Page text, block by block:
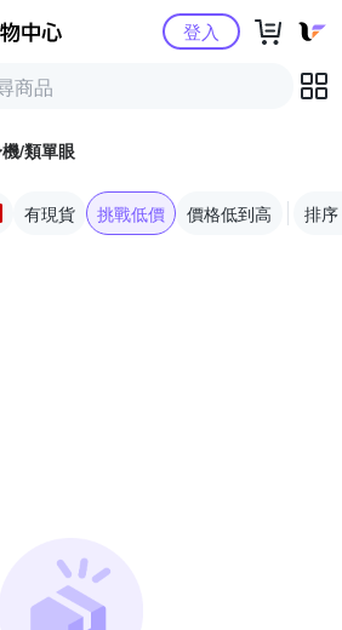
Yahoo購物中心登入
/類單眼
有現貨 挑戰低價 價格低到高 排序